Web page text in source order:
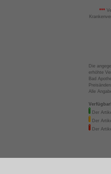
***
Die
erhöhte
Bad
Alle
Der
Der
Der